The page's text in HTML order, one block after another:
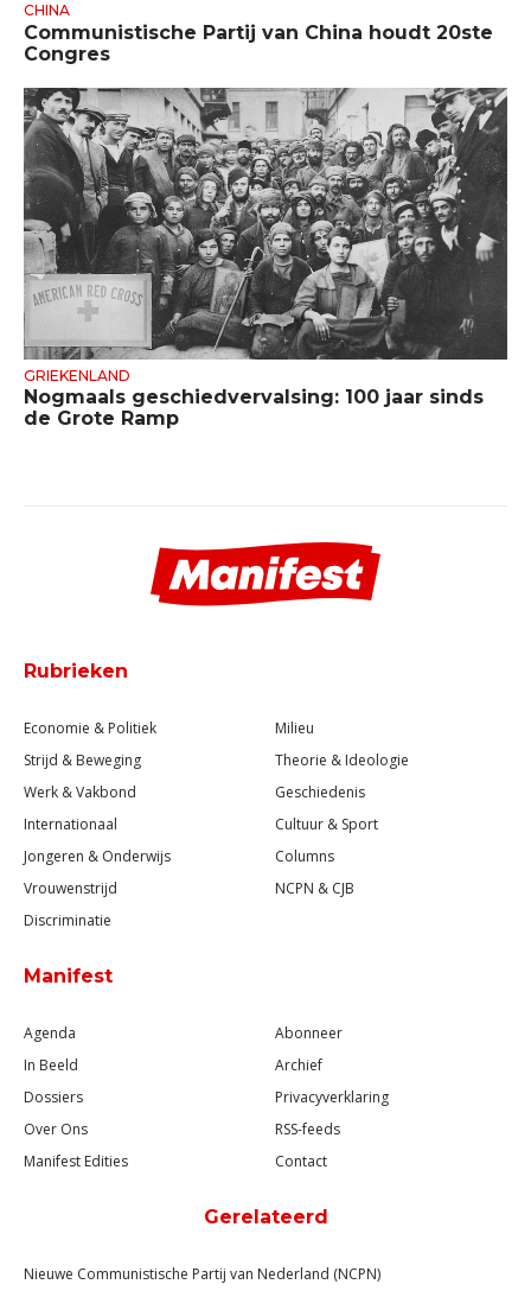
CHINA
Communistische Partij van China houdt 20ste
Congres
GRIEKENLAND
Nogmaals geschiedvervalsing: 100 jaar sinds
de Grote Ramp
Rubrieken
Economie & Politiek
Strijd & Beweging
Werk & Vakbond
Internationaal
Jongeren & Onderwijs
Vrouwenstrijd
Discriminatie
Milieu
Theorie & Ideologie
Geschiedenis
Cultuur & Sport
Columns
NCPN & CJB
Manifest
Agenda
In Beeld
Dossiers
Over Ons
Manifest Edities
Abonneer
Archief
Privacyverklaring
RSS-feeds
Contact
Gerelateerd
Nieuwe Communistische Partij van Nederland (NCPN)